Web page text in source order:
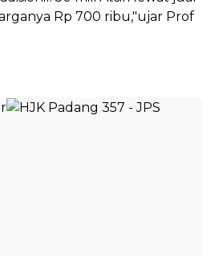
Rp 700 ribu,"ujar Prof